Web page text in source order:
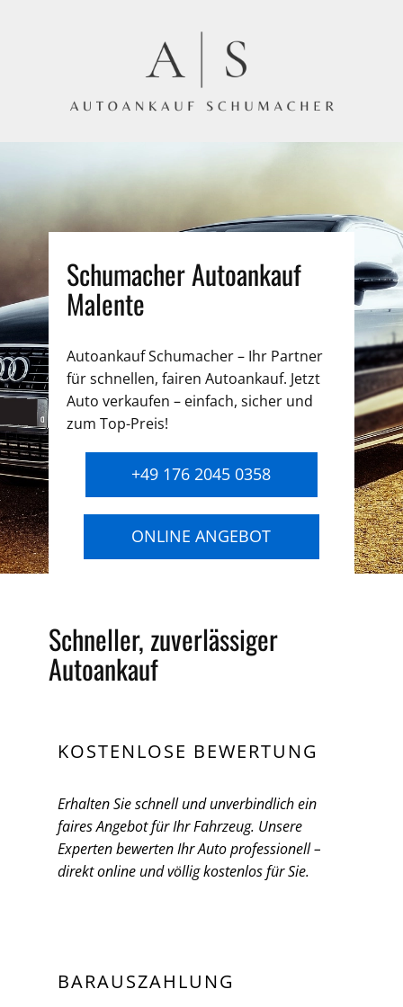
Schumacher Autoankauf
Malente
Autoankauf Schumacher – Ihr Partner
für schnellen, fairen Autoankauf. Jetzt
Auto verkaufen – einfach, sicher und
zum Top-Preis!
+49 176 2045 0358
ONLINE ANGEBOT
Schneller, zuverlässiger
Autoankauf
KOSTENLOSE BEWERTUNG
Erhalten Sie schnell und unverbindlich ein
faires Angebot für Ihr Fahrzeug. Unsere
Experten bewerten Ihr Auto professionell –
direkt online und völlig kostenlos für Sie.
BARAUSZAHLUNG